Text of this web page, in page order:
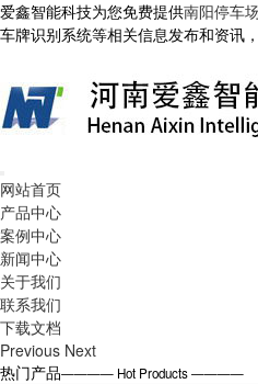
爱鑫智能科技为您免费提供南阳停车
车牌识别系统等相关信息发布和资讯
网站首页
产品中心
案例中心
新闻中心
关于我们
联系我们
下载文档
Previous Next
热门产品———— Hot Products ————